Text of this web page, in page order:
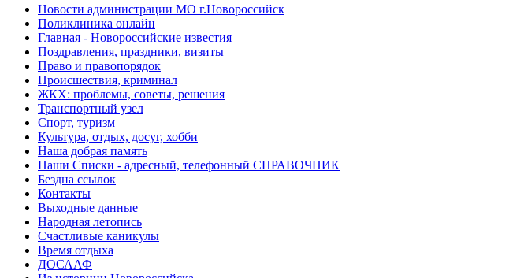
Новости администрации МО г.Новороссийск
Поликлиника онлайн
Главная - Новороссийские известия
Поздравления, праздники, визиты
Право и правопорядок
Происшествия, криминал
ЖКХ: проблемы, советы, решения
Транспортный узел
Спорт, туризм
Культура, отдых, досуг, хобби
Наша добрая память
Наши Списки - адресный, телефонный СПРАВОЧНИК
Бездна ссылок
Контакты
Выходные данные
Народная летопись
Счастливые каникулы
Время отдыха
ДОСААФ